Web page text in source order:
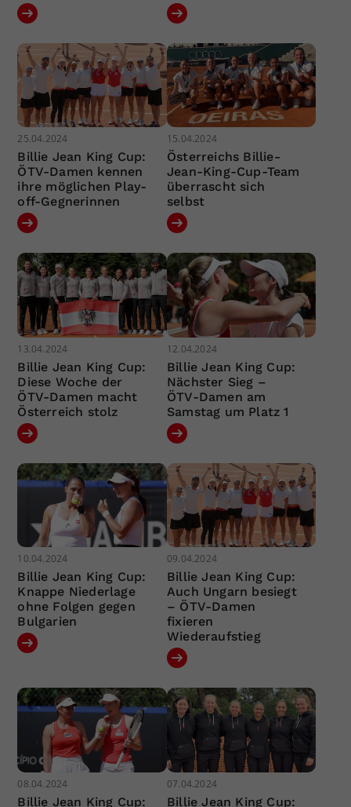
25.04.2024
Billie Jean King Cup:
ÖTV-Damen kennen
ihre möglichen Play-
off-Gegnerinnen
15.04.2024
Österreichs Billie-
Jean-King-Cup-Team
überrascht sich
selbst
13.04.2024
Billie Jean King Cup:
Diese Woche der
ÖTV-Damen macht
Österreich stolz
12.04.2024
Billie Jean King Cup:
Nächster Sieg –
ÖTV-Damen am
Samstag um Platz 1
10.04.2024
Billie Jean King Cup:
Knappe Niederlage
ohne Folgen gegen
Bulgarien
09.04.2024
Billie Jean King Cup:
Auch Ungarn besiegt
– ÖTV-Damen
fixieren
Wiederaufstieg
08.04.2024
Billie Jean King Cup:
07.04.2024
Billie Jean King Cup: